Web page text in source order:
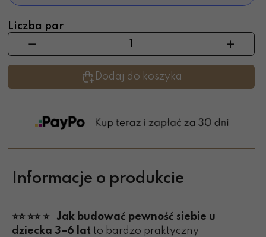
Liczba par
Dodaj do koszyka
Informacje o produkcie
⭐️⭐️ ⭐️⭐️ ⭐️ Jak budować pewność siebie u
dziecka 3–6 lat to bardzo praktyczny